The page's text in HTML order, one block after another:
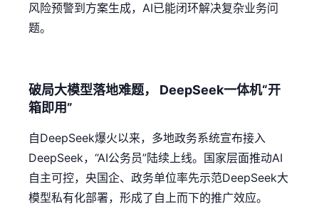
风险预警到方案生成，AI已能闭环解决复杂业务问
题。
破局大模型落地难题， DeepSeek一体机“开
箱即用”
自DeepSeek爆火以来，多地政务系统宣布接入
DeepSeek，“AI公务员”陆续上线。国家层面推动AI
自主可控，央国企、政务单位率先示范DeepSeek大
模型私有化部署，形成了自上而下的推广效应。